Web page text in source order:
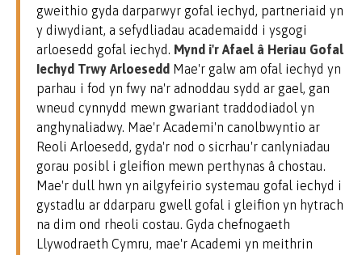
gweithio gyda darparwyr gofal iechyd, partneriaid yn
y diwydiant, a sefydliadau academaidd i ysgogi
arloesedd gofal iechyd. Mynd i'r Afael â Heriau Gofal
Iechyd Trwy Arloesedd Mae'r galw am ofal iechyd yn
parhau i fod yn fwy na'r adnoddau sydd ar gael, gan
wneud cynnydd mewn gwariant traddodiadol yn
anghynaliadwy. Mae'r Academi'n canolbwyntio ar
Reoli Arloesedd, gyda'r nod o sicrhau'r canlyniadau
gorau posibl i gleifion mewn perthynas â chostau.
Mae'r dull hwn yn ailgyfeirio systemau gofal iechyd i
gystadlu ar ddarparu gwell gofal i gleifion yn hytrach
na dim ond rheoli costau. Gyda chefnogaeth
Llywodraeth Cymru, mae'r Academi yn meithrin